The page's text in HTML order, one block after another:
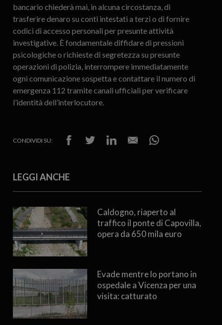
bancario chiederà mai, in alcuna circostanza, di
trasferire denaro su conti intestati a terzi o di fornire
codici di accesso personali per presunte attività
investigative. È fondamentale diffidare di pressioni
psicologiche o richieste di segretezza su presunte
operazioni di polizia, interrompere immediatamente
ogni comunicazione sospetta e contattare il numero di
emergenza 112 tramite canali ufficiali per verificare
l’identità dell’interlocutore.
CONDIVIDI SU:
LEGGI ANCHE
Caldogno, riaperto al
traffico il ponte di Capovilla,
opera da 650 mila euro
Evade mentre lo portano in
ospedale a Vicenza per una
visita: catturato